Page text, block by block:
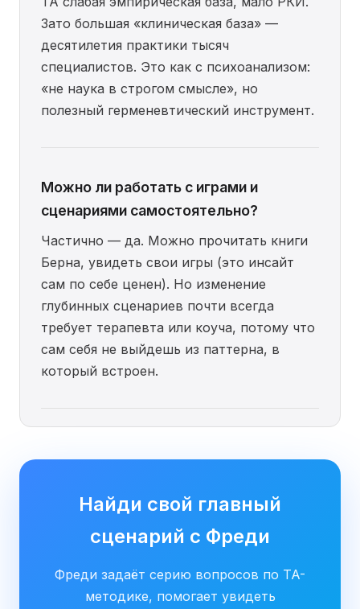
Зато большая «клиническая база» —
десятилетия практики тысяч
специалистов. Это как с психоанализом:
«не наука в строгом смысле», но
полезный герменевтический инструмент.
Можно ли работать с играми и
сценариями самостоятельно?
Частично — да. Можно прочитать книги
Берна, увидеть свои игры (это инсайт
сам по себе ценен). Но изменение
глубинных сценариев почти всегда
требует терапевта или коуча, потому что
сам себя не выйдешь из паттерна, в
который встроен.
Найди свой главный
сценарий с Фреди
Фреди задаёт серию вопросов по TA-
методике, помогает увидеть